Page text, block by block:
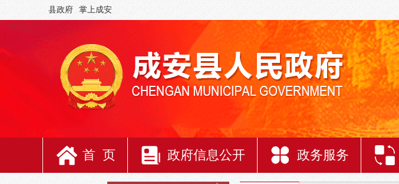
县政府 掌上成安
首 页 政府信息公开 政务服务